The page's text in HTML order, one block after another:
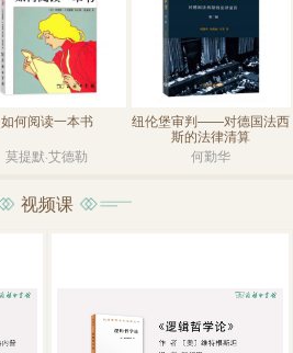
如何阅读一本书
莫提默·艾德勒
纽伦堡审判——对德国法西
斯的法律清算
何勤华
视频课